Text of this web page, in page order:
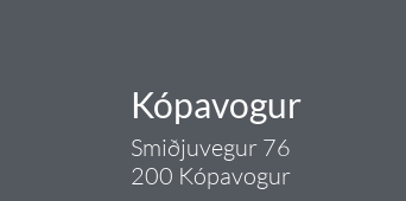
Kópavogur
Smiðjuvegur 76
200 Kópavogur